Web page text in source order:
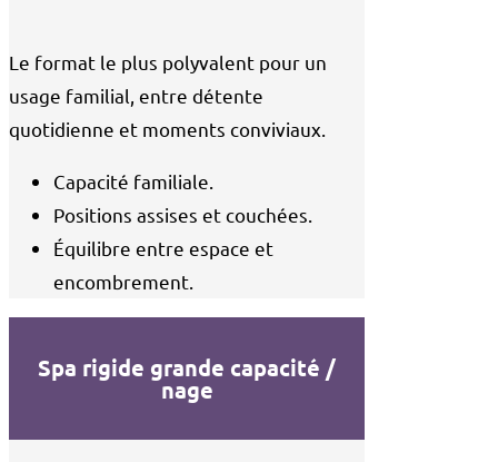
Le format le plus polyvalent pour un
usage familial, entre détente
quotidienne et moments conviviaux.
Capacité familiale.
Positions assises et couchées.
Équilibre entre espace et
encombrement.
Spa rigide grande capacité /
nage